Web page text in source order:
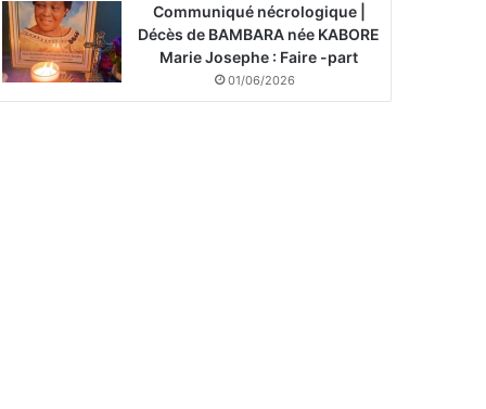
Communiqué nécrologique |
Décès de BAMBARA née KABORE
Marie Josephe : Faire -part
01/06/2026